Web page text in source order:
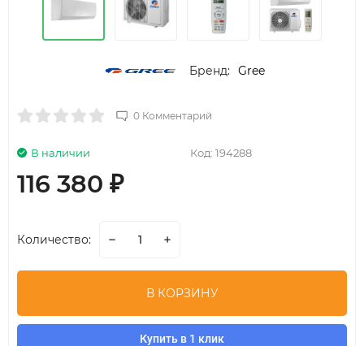
Бренд: Gree
0 Комментарий
Код: 194288
В наличии
116 380 ₽
Количество:
В КОРЗИНУ
Купить в 1 клик